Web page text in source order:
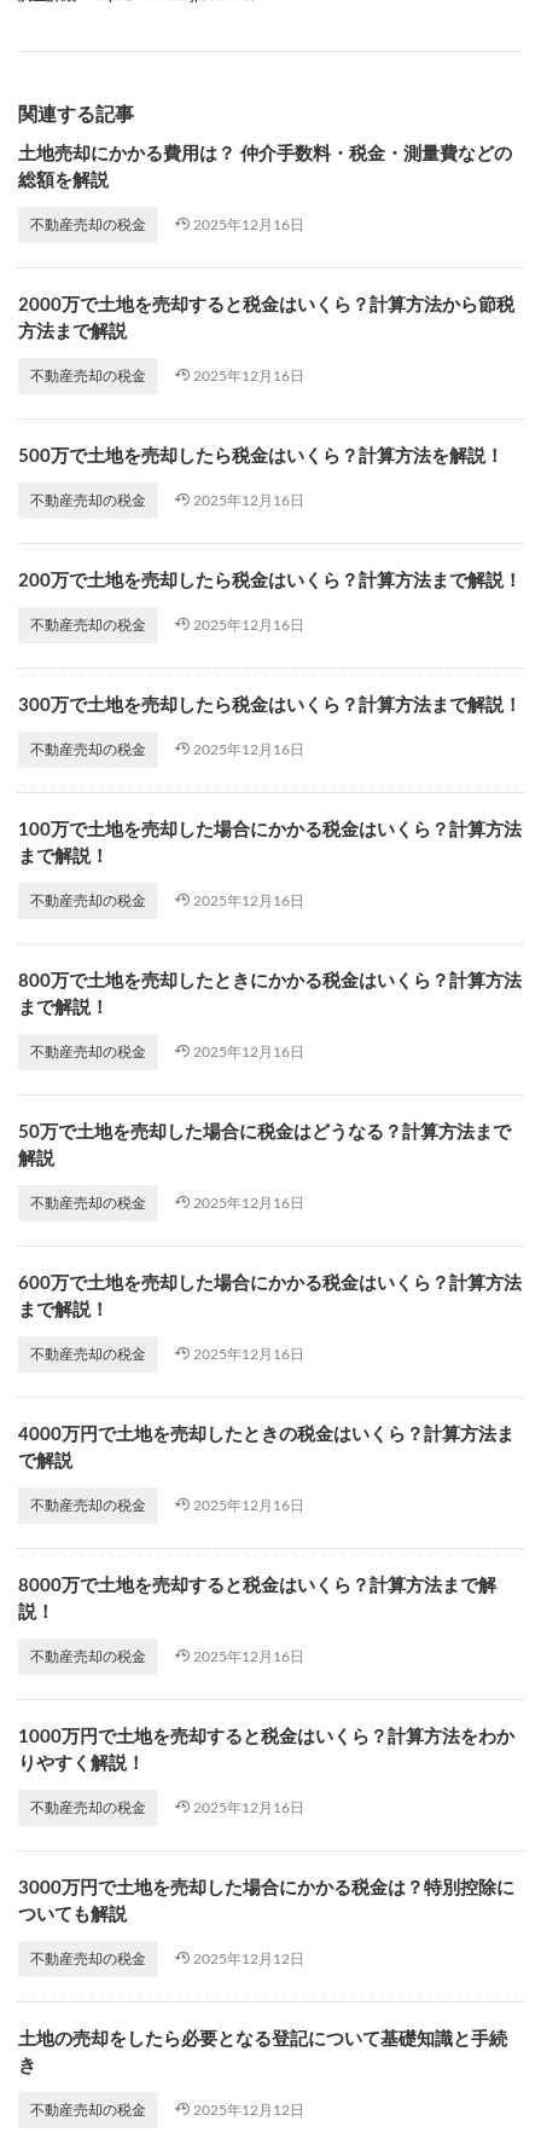
関連する記事
土地売却にかかる費用は？ 仲介手数料・税金・測量費などの
総額を解説
不動産売却の税金 2025年12月16日
2000万で土地を売却すると税金はいくら？計算方法から節税
方法まで解説
不動産売却の税金 2025年12月16日
500万で土地を売却したら税金はいくら？計算方法を解説！
不動産売却の税金 2025年12月16日
200万で土地を売却したら税金はいくら？計算方法まで解説！
不動産売却の税金 2025年12月16日
300万で土地を売却したら税金はいくら？計算方法まで解説！
不動産売却の税金 2025年12月16日
100万で土地を売却した場合にかかる税金はいくら？計算方法
まで解説！
不動産売却の税金 2025年12月16日
800万で土地を売却したときにかかる税金はいくら？計算方法
まで解説！
不動産売却の税金 2025年12月16日
50万で土地を売却した場合に税金はどうなる？計算方法まで
解説
不動産売却の税金 2025年12月16日
600万で土地を売却した場合にかかる税金はいくら？計算方法
まで解説！
不動産売却の税金 2025年12月16日
4000万円で土地を売却したときの税金はいくら？計算方法ま
で解説
不動産売却の税金 2025年12月16日
8000万で土地を売却すると税金はいくら？計算方法まで解
説！
不動産売却の税金 2025年12月16日
1000万円で土地を売却すると税金はいくら？計算方法をわか
りやすく解説！
不動産売却の税金 2025年12月16日
3000万円で土地を売却した場合にかかる税金は？特別控除に
ついても解説
不動産売却の税金 2025年12月12日
土地の売却をしたら必要となる登記について基礎知識と手続
き
不動産売却の税金 2025年12月12日